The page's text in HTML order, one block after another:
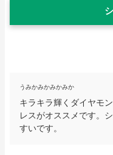
うみかみかみかみか
キラキラ輝くダイヤモ
レスがオススメです。
すいです。